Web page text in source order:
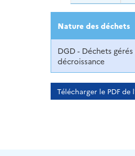
Nature des déchets
DGD - Déchets gérés
décroissance
Télécharger le PDF